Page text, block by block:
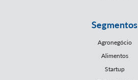
Segmentos
Agronegócio
Alimentos
Startup